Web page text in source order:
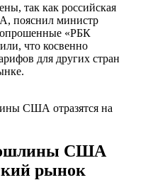
так как российская
пояснил министр
опрошенные «РБК
что косвенно
для других стран
США
рынок